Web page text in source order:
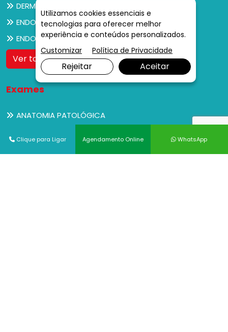
DERMATOLOGIA
ENDOCRINOLOGIA
ENDOCRINOLOGIA PEDIÁTRICA
Ver todos
Exames
ANATOMIA PATOLÓGICA
Clique para Ligar Agendamento Online WhatsApp
Utilizamos cookies essenciais e
tecnologias para oferecer melhor
experiência e conteúdos personalizados.
Customizar
Política de Privacidade
Rejeitar Aceitar